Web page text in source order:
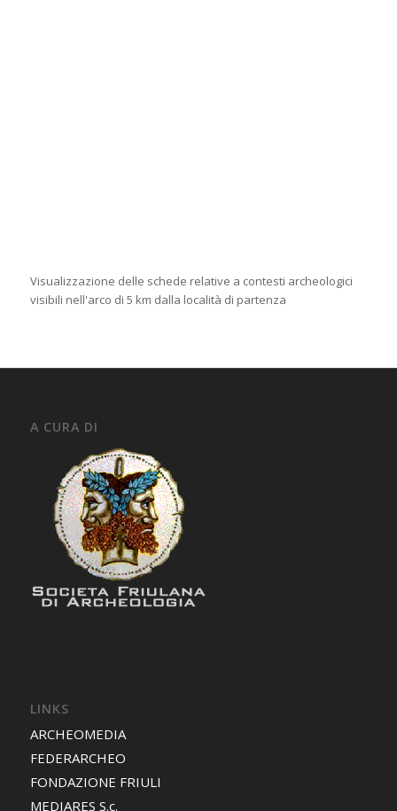
Visualizzazione delle schede relative a contesti archeologici
visibili nell'arco di 5 km dalla località di partenza
A CURA DI
LINKS
ARCHEOMEDIA
FEDERARCHEO
FONDAZIONE FRIULI
MEDIARES S.c.